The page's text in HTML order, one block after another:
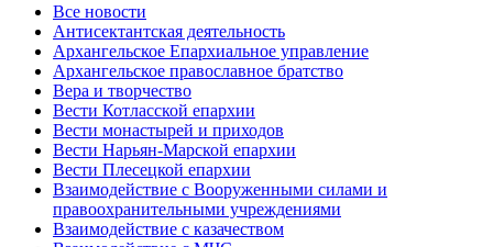
Все новости
Антисектантская деятельность
Архангельское Епархиальное управление
Архангельское православное братство
Вера и творчество
Вести Котласской епархии
Вести монастырей и приходов
Вести Нарьян-Марской епархии
Вести Плесецкой епархии
Взаимодействие с Вооруженными силами и
правоохранительными учреждениями
Взаимодействие с казачеством